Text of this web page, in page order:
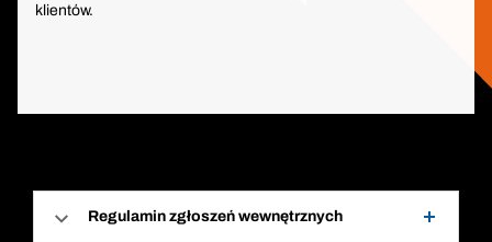
klientów.
Regulamin zgłoszeń wewnętrznych